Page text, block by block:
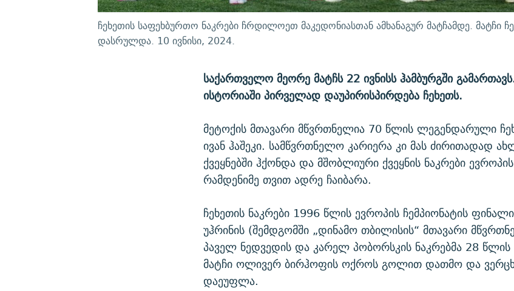
ჩეხეთის საფეხბურთო ნაკრები ჩრდილოეთ მაკედონიასთან ამხანაგურ მატჩამდე. მატჩი
დასრულდა. 10 ივნისი, 2024.
საქართველო მეორე მატჩს 22 ივნისს ჰამბურგში
ისტორიაში პირველად დაუპირისპირდება ჩეხეთს.
მეტოქის მთავარი მწვრთნელია 70 წლის ლეგენდარული
ივან ჰაშეკი. სამწვრთნელო კარიერა კი მას ძირითადად
ქვეყნებში ჰქონდა და მშობლიური ქვეყნის ნაკრები
რამდენიმე თვით ადრე ჩაიბარა.
ჩეხეთის ნაკრები 1996 წლის ევროპის ჩემპიონატის
უჰრინის (შემდგომში „დინამო თბილისის“ მთავარი
პაველ ნედვედის და კარელ პობორსკის ნაკრებმა 28 წლის
მატჩი ოლივერ ბირჰოფის ოქროს გოლით დათმო და
დაეუფლა.